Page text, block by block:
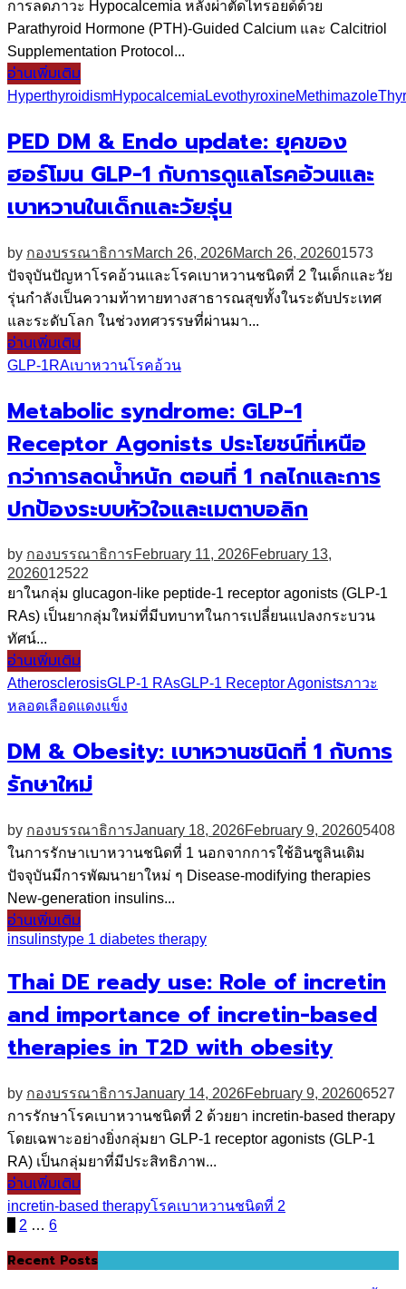
การลดภาวะ Hypocalcemia หลังผ่าตัดไทรอยด์ด้วย
Parathyroid Hormone (PTH)-Guided Calcium และ Calcitriol
Supplementation Protocol...
อ่านเพิ่มเติม
HyperthyroidismHypocalcemia LevothyroxineMethimazole
PED DM & Endo update: ยุคของ
ฮอร์โมน GLP-1 กับการดูแลโรคอ้วนและ
เบาหวานในเด็กและวัยรุ่น
by กองบรรณาธิการMarch 26, 2026March 26, 202601573
ปัจจุบันปัญหาโรคอ้วนและโรคเบาหวานชนิดที่ 2 ในเด็กและวัย
รุ่นกำลังเป็นความท้าทายทางสาธารณสุขทั้งในระดับประเทศ
และระดับโลก ในช่วงทศวรรษที่ผ่านมา...
อ่านเพิ่มเติม
GLP-1RAเบาหวานโรคอ้วน
Metabolic syndrome: GLP-1
Receptor Agonists ประโยชน์ที่เหนือ
กว่าการลดน้ำหนัก ตอนที่ 1 กลไกและการ
ปกป้องระบบหัวใจและเมตาบอลิก
by กองบรรณาธิการFebruary 11, 2026February 13,
2026012522
ยาในกลุ่ม glucagon-like peptide-1 receptor agonists (GLP-1
RAs) เป็นยากลุ่มใหม่ที่มีบทบาทในการเปลี่ยนแปลงกระบวน
ทัศน์...
อ่านเพิ่มเติม
AtherosclerosisGLP-1 RAsGLP-1 Receptor Agonistsภาวะ
หลอดเลือดแดงแข็ง
DM & Obesity: เบาหวานชนิดที่ 1 กับการ
รักษาใหม่
by กองบรรณาธิการJanuary 18, 2026February 9, 202605408
ในการรักษาเบาหวานชนิดที่ 1 นอกจากการใช้อินซูลินเดิม
ปัจจุบันมีการพัฒนายาใหม่ ๆ Disease-modifying therapies
New-generation insulins...
อ่านเพิ่มเติม
insulinstype 1 diabetes therapy
Thai DE ready use: Role of incretin
and importance of incretin-based
therapies in T2D with obesity
by กองบรรณาธิการJanuary 14, 2026February 9, 202606527
การรักษาโรคเบาหวานชนิดที่ 2 ด้วยยา incretin-based therapy
โดยเฉพาะอย่างยิ่งกลุ่มยา GLP-1 receptor agonists (GLP-1
RA) เป็นกลุ่มยาที่มีประสิทธิภาพ...
อ่านเพิ่มเติม
incretin-based therapyโรคเบาหวานชนิดที่ 2
Posts
pagination
2 … 6
Recent Posts